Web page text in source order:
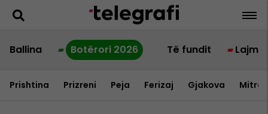
Ballina Botërori 2026 Të fundit Lajme
Prishtina Prizreni Peja Ferizaj Gjakova